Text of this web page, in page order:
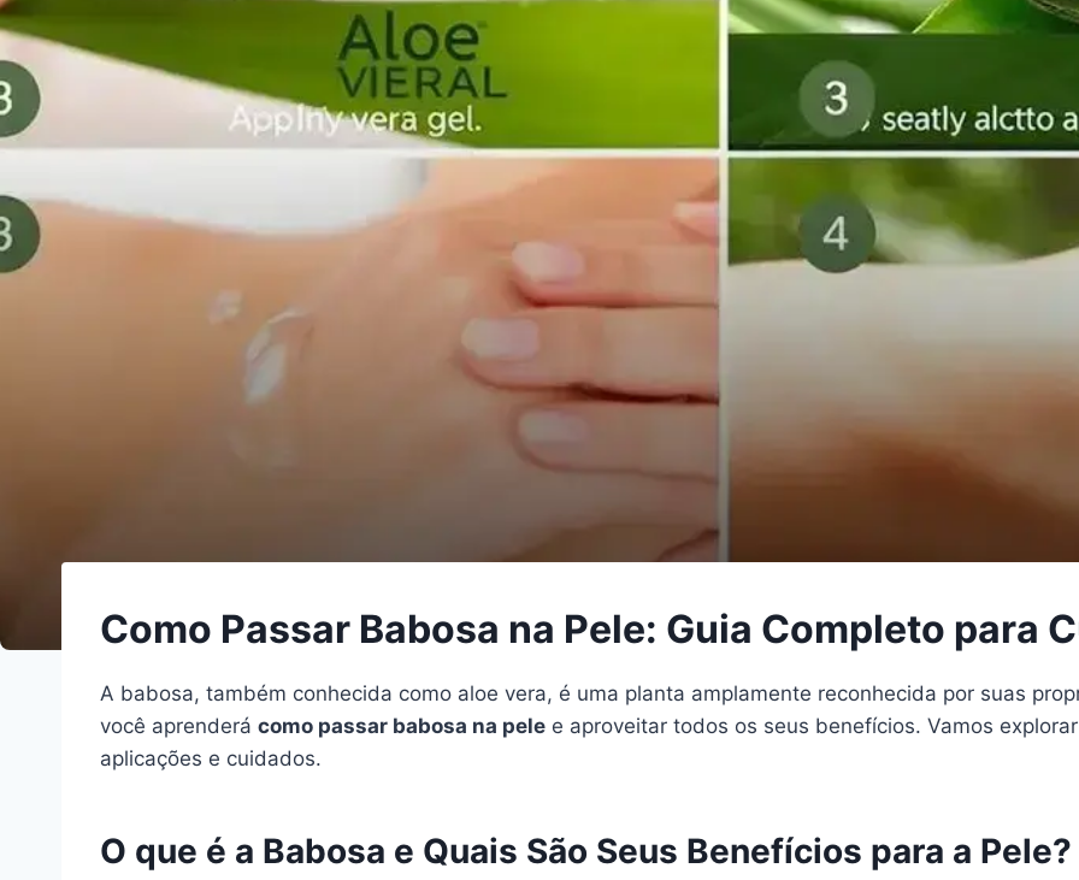
Como Passar Babosa na Pele: Guia Completo para
A babosa, também conhecida como aloe vera, é uma planta amplamente reconhecida por suas
você aprenderá como passar babosa na pele e aproveitar todos os seus benefícios. Vamos
aplicações e cuidados.
O que é a Babosa e Quais São Seus Benefícios para a Pele?